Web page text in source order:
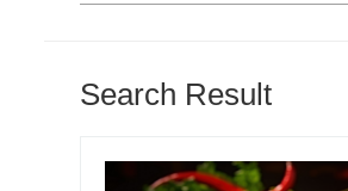
Search Result